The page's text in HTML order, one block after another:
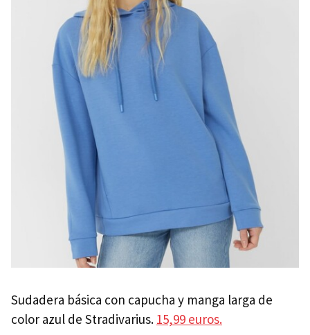
Sudadera básica con capucha y manga larga de
color azul de Stradivarius. 15,99 euros.